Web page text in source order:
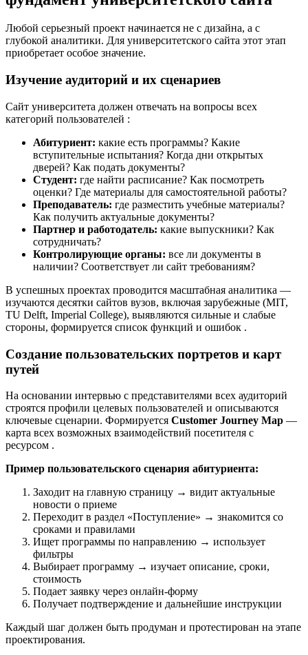
Любой серьезный проект начинается не с дизайна, а с
глубокой аналитики. Для университетского сайта этот этап
приобретает особое значение.
Изучение аудиторий и их сценариев
Сайт университета должен отвечать на вопросы всех
категорий пользователей :
Абитуриент: какие есть программы? Какие
вступительные испытания? Когда дни открытых
дверей? Как подать документы?
Студент: где найти расписание? Как посмотреть
оценки? Где материалы для самостоятельной работы?
Преподаватель: где разместить учебные материалы?
Как получить актуальные документы?
Партнер и работодатель: какие выпускники? Как
сотрудничать?
Контролирующие органы: все ли документы в
наличии? Соответствует ли сайт требованиям?
В успешных проектах проводится масштабная аналитика —
изучаются десятки сайтов вузов, включая зарубежные (MIT,
TU Delft, Imperial College), выявляются сильные и слабые
стороны, формируется список функций и ошибок .
Создание пользовательских портретов и карт
путей
На основании интервью с представителями всех аудиторий
строятся профили целевых пользователей и описываются
ключевые сценарии. Формируется Customer Journey Map —
карта всех возможных взаимодействий посетителя с
ресурсом .
Пример пользовательского сценария абитуриента:
Заходит на главную страницу → видит актуальные
новости о приеме
Переходит в раздел «Поступление» → знакомится со
сроками и правилами
Ищет программы по направлению → использует
фильтры
Выбирает программу → изучает описание, сроки,
стоимость
Подает заявку через онлайн-форму
Получает подтверждение и дальнейшие инструкции
Каждый шаг должен быть продуман и протестирован на этапе
проектирования.